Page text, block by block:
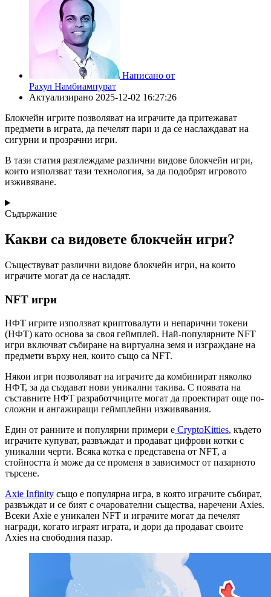
Написано от
Рахул Намбиампурат
Актуализирано 2025-12-02 16:27:26
Блокчейн игрите позволяват на играчите да притежават
предмети в играта, да печелят пари и да се наслаждават на
сигурни и прозрачни игри.
В тази статия разглеждаме различни видове блокчейн игри,
които използват тази технология, за да подобрят игровото
изживяване.
Съдържание
Какви са видовете блокчейн игри?
Съществуват различни видове блокчейн игри, на които
играчите могат да се насладят.
NFT игри
НФТ игрите използват криптовалути и непарични токени
(НФТ) като основа за своя геймплей. Най-популярните NFT
игри включват събиране на виртуална земя и изграждане на
предмети върху нея, които също са NFT.
Някои игри позволяват на играчите да комбинират няколко
НФТ, за да създават нови уникални такива. С появата на
съставните НФТ разработчиците могат да проектират още по-
сложни и ангажиращи геймплейни изживявания.
Един от ранните и популярни примери е CryptoKitties, където
играчите купуват, развъждат и продават цифрови котки с
уникални черти. Всяка котка е представена от NFT, а
стойността ѝ може да се променя в зависимост от пазарното
търсене.
Axie Infinity също е популярна игра, в която играчите събират,
развъждат и се бият с очарователни същества, наречени Axies.
Всеки Axie е уникален NFT и играчите могат да печелят
награди, когато играят играта, и дори да продават своите
Axies на свободния пазар.